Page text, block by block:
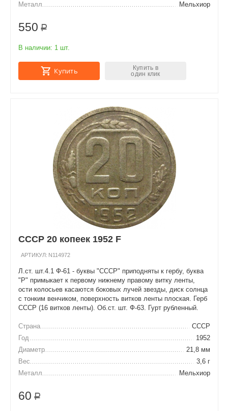
Металл Мельхиор
550 Р
В наличии: 1 шт.
Купить
Купить в
один клик
СССР 20 копеек 1952 F
АРТИКУЛ: N114972
Л.ст. шт.4.1 Ф-61 - буквы "СССР" приподняты к гербу, буква
"Р" примыкает к первому нижнему правому витку ленты,
ости колосьев касаются боковых лучей звезды, диск солнца
с тонким венчиком, поверхность витков ленты плоская. Герб
СССР (16 витков ленты). Об.ст. шт. Ф-63. Гурт рубленный.
Страна
СССР
Год
1952
Диаметр
21,8 мм
Вес
3,6 г
Металл
Мельхиор
60 Р